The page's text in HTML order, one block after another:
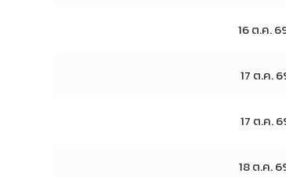
16 ต.ค.
17 ต.ค.
17 ต.ค.
18 ต.ค.